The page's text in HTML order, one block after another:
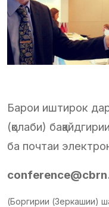
Барои иштирок
(қолаби)
ба почтаи
(Боргирии (Зеркашии)